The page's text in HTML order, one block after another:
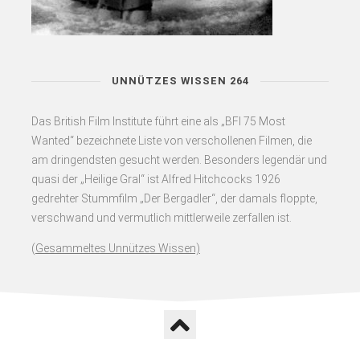
UNNÜTZES WISSEN 264
Das British Film Institute führt eine als „BFI 75 Most
Wanted“ bezeichnete Liste von verschollenen Filmen, die
am dringendsten gesucht werden. Besonders legendär und
quasi der „Heilige Gral“ ist Alfred Hitchcocks 1926
gedrehter Stummfilm „Der Bergadler“, der damals floppte,
verschwand und vermutlich mittlerweile zerfallen ist.
(Gesammeltes Unnützes Wissen)